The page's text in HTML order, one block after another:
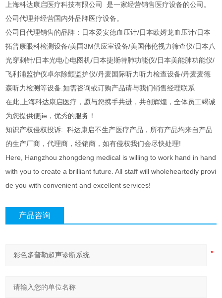
上海科达康启医疗科技有限公司 是一家经营销售医疗设备的公司。
公司代理并经营国内外品牌医疗设备。
公司目代理销售的品牌：日本爱安德血压计/日本欧姆龙血压计/日本
拓普康眼科检测设备/美国3M供应室设备/美国伟伦视力筛查仪/日本八
光穿刺针/日本光电心电图机/日本捷斯特肺功能仪/日本美能肺功能仪/
飞利浦监护仪卓尔除颤监护仪/丹麦国际听力听力检查设备/丹麦麦德
森听力检测等设备.如需咨询或订购产品请与我们销售经理联系
在此,上海科达康启医疗，愿与您携手共进，共创辉煌，全体员工竭诚
为您提供便jie，优秀的服务！
知识产权侵权投诉: 科达康启不生产医疗产品，所有产品均来自产品
的生产厂商，代理商，经销商，如有侵权我们会尽快处理!
Here, Hangzhou zhongdeng medical is willing to work hand in hand
with you to create a brilliant future. All staff will wholeheartedly provi
de you with convenient and excellent services!
产品咨询